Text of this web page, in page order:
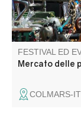
FESTIVAL ED
Mercato delle
COLMARS-IT